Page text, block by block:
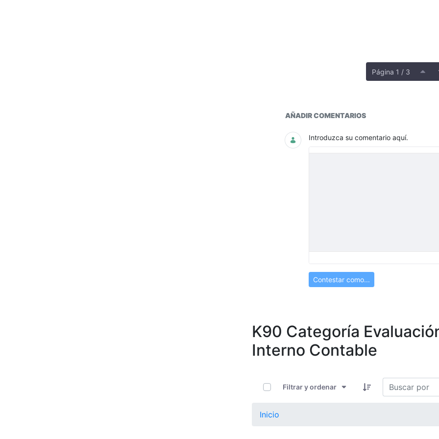
Página 1 / 3
Histórico entidades omisas
AÑADIR COMENTARIOS
Introduzca su comentario aquí.
Contestar como...
K90 Categoría
Interno Contable
Filtrar y ordenar
Inicio